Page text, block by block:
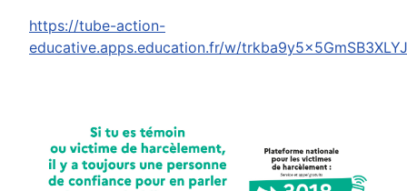
https://tube-action-
educative.apps.education.fr/w/